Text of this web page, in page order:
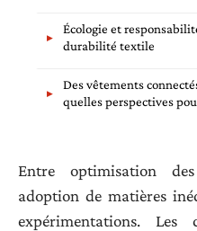
Écologie et
durabilité textile
Des vêtements
quelles perspectives
Entre optimisation
adoption de matières
expérimentations. Les